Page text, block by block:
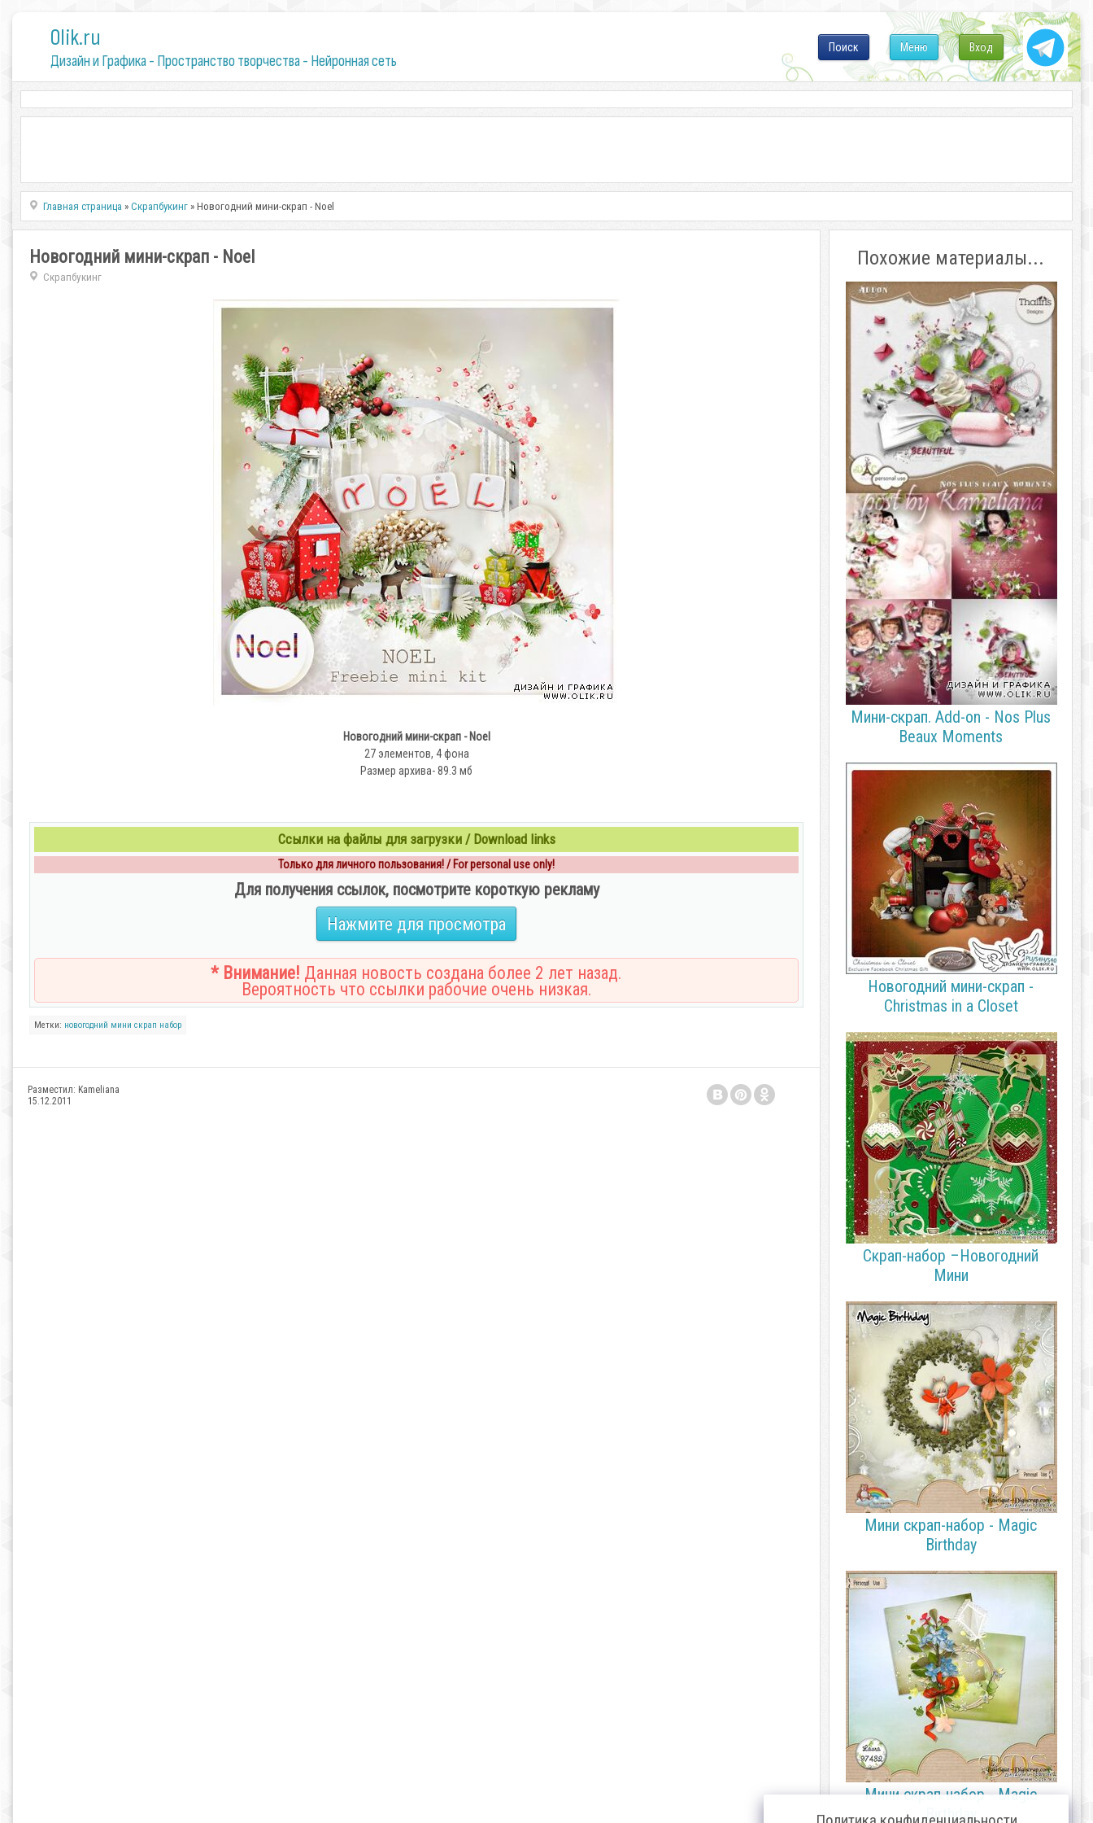
0lik.ru
Дизайн и Графика - Пространство творчества - Нейронная сеть
Вход
Меню
Поиск
Главная страница »Скрапбукинг » Новогодний мини-скрап - Noel
Новогодний мини-скрап - Noel
Скрапбукинг
Новогодний мини-скрап - Noel
27 элементов, 4 фона
Размер архива- 89.3 мб
Ссылки на файлы для загрузки / Download links
Только для личного пользования! / For personal use only!
Для получения ссылок, посмотрите короткую рекламу
Нажмите для просмотра
* Внимание! Данная новость создана более 2 лет назад.
Вероятность что ссылки рабочие очень низкая.
Метки: новогодний мини скрап набор
Разместил: Kameliana
15.12.2011
Похожие материалы...
Мини-скрап. Add-on - Nos Plus
Beaux Moments
Новогодний мини-скрап -
Christmas in a Closet
Скрап-набор –Новогодний
Мини
Мини скрап-набор - Magic
Birthday
Мини скрап-набор - Magic
Birthday